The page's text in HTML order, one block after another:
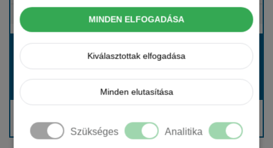
MINDEN ELFOGADÁSA
Kiválasztottak elfogadása
Minden elutasítása
Szükséges Analitika
Tartalmazza
Hívjon bennünket!
Induló bérleti díj:
Kérjen visszahívást!